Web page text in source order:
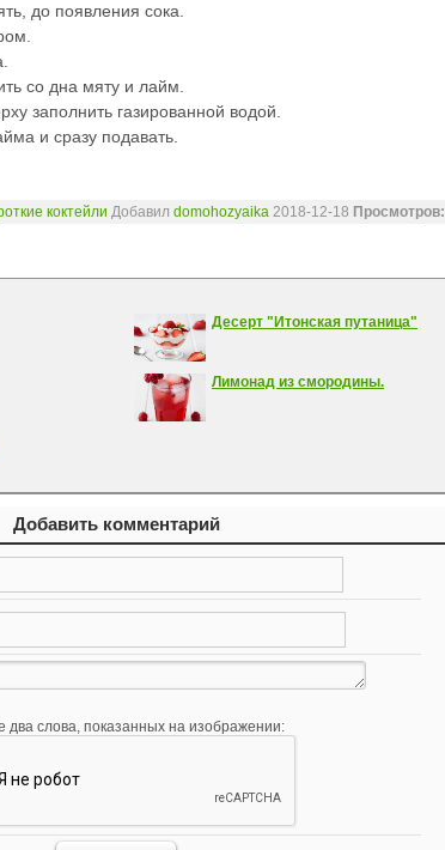
до появления сока.
со дна мяту и лайм.
заполнить газированной водой.
и сразу подавать.
коктейли Добавил domohozyaika 2018-12-18 Просмотров:
Десерт "Итонская путаница"
Лимонад из смородины.
Добавить комментарий
два слова, показанных на изображении: